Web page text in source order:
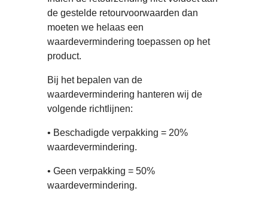
de gestelde retourvoorwaarden dan
moeten we helaas een
waardevermindering toepassen op het
product.
Bij het bepalen van de
waardevermindering hanteren wij de
volgende richtlijnen:
• Beschadigde verpakking = 20%
waardevermindering.
• Geen verpakking = 50%
waardevermindering.